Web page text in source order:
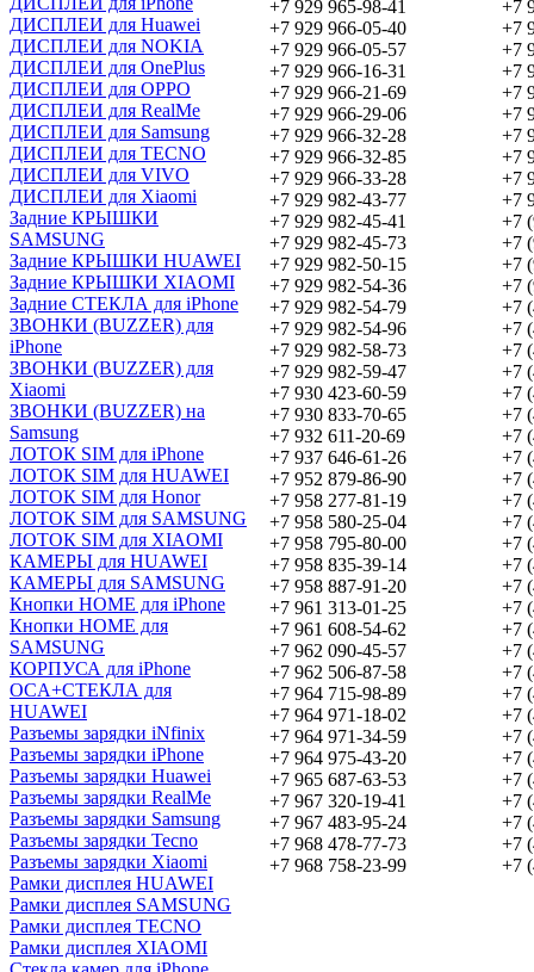
ДИСПЛЕИ для Huawei
ДИСПЛЕИ для NOKIA
ДИСПЛЕИ для OnePlus
ДИСПЛЕИ для OPPO
ДИСПЛЕИ для RealMe
ДИСПЛЕИ для Samsung
ДИСПЛЕИ для TECNO
ДИСПЛЕИ для VIVO
ДИСПЛЕИ для Xiaomi
Задние КРЫШКИ
SAMSUNG
Задние КРЫШКИ HUAWEI
Задние КРЫШКИ XIAOMI
Задние СТЕКЛА для iPhone
ЗВОНКИ (BUZZER) для
iPhone
ЗВОНКИ (BUZZER) для
Xiaomi
ЗВОНКИ (BUZZER) на
Samsung
ЛОТОК SIM для iPhone
ЛОТОК SIM для HUAWEI
ЛОТОК SIM для Honor
ЛОТОК SIM для SAMSUNG
ЛОТОК SIM для XIAOMI
КАМЕРЫ для HUAWEI
КАМЕРЫ для SAMSUNG
Кнопки HOME для iPhone
Кнопки HOME для
SAMSUNG
КОРПУСА для iPhone
OCA+СТЕКЛА для
HUAWEI
Разъемы зарядки iNfinix
Разъемы зарядки iPhone
Разъемы зарядки Huawei
Разъемы зарядки RealMe
Разъемы зарядки Samsung
Разъемы зарядки Tecno
Разъемы зарядки Xiaomi
Рамки дисплея HUAWEI
Рамки дисплея SAMSUNG
Рамки дисплея TECNO
Рамки дисплея XIAOMI
+7 929 965-98-41
+7 929 966-05-40
+7 929 966-05-57
+7 929 966-16-31
+7 929 966-21-69
+7 929 966-29-06
+7 929 966-32-28
+7 929 966-32-85
+7 929 966-33-28
+7 929 982-43-77
+7 929 982-45-41
+7 929 982-45-73
+7 929 982-50-15
+7 929 982-54-36
+7 929 982-54-79
+7 929 982-54-96
+7 929 982-58-73
+7 929 982-59-47
+7 930 423-60-59
+7 930 833-70-65
+7 932 611-20-69
+7 937 646-61-26
+7 952 879-86-90
+7 958 277-81-19
+7 958 580-25-04
+7 958 795-80-00
+7 958 835-39-14
+7 958 887-91-20
+7 961 313-01-25
+7 961 608-54-62
+7 962 090-45-57
+7 962 506-87-58
+7 964 715-98-89
+7 964 971-18-02
+7 964 971-34-59
+7 964 975-43-20
+7 965 687-63-53
+7 967 320-19-41
+7 967 483-95-24
+7 968 478-77-73
+7 968 758-23-99
+7
+7
+7
+7
+7
+7
+7
+7
+7
+7
+7
+7
+7
+7
+7
+7
+7
+7
+7
+7
+7
+7
+7
+7
+7
+7
+7
+7
+7
+7
+7
+7
+7
+7
+7
+7
+7
+7
+7
+7
+7